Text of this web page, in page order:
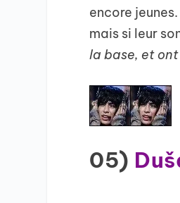
encore
mais si leur
la base, et
05)